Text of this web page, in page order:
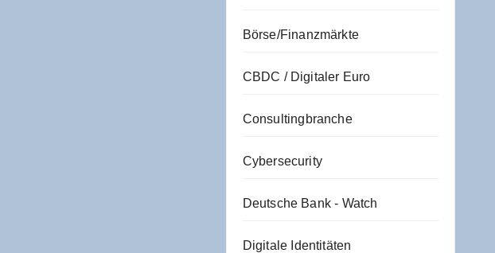
Börse/Finanzmärkte
CBDC / Digitaler Euro
Consultingbranche
Cybersecurity
Deutsche Bank - Watch
Digitale Identitäten